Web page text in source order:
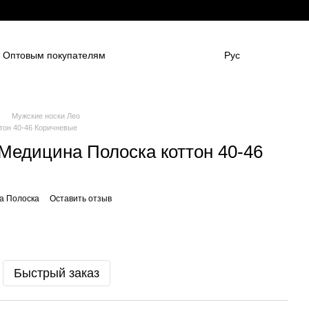
Оптовым покупателям
Рус
Мужские носки Лео
40-46 Коричневые
Полоска коттон 40-46
Полоска Оставить отзыв
Быстрый заказ